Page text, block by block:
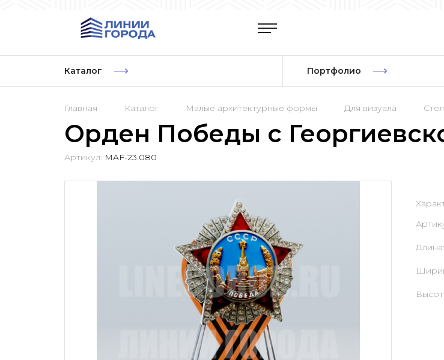
Каталог Портфолио
Главная Каталог Малые архитектурные формы Для визуала
Орден Победы с
Артикул: MAF-23.080
Длина: